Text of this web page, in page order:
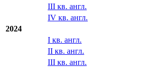
III кв. англ.
IV кв. англ.
2024
I кв. англ.
II кв. англ.
III кв. англ.